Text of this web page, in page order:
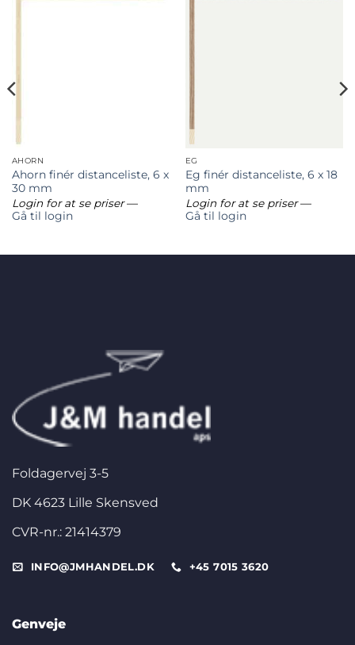
AHORN
Ahorn finér distanceliste, 6 x
30 mm
Login for at se priser—
Gå til login
EG
Eg finér distanceliste, 6 x 18
mm
Login for at se priser—
Gå til login
Foldagervej 3-5
DK 4623 Lille Skensved
CVR-nr.: 21414379
INFO@JMHANDEL.DK +45 7015 3620
Genveje